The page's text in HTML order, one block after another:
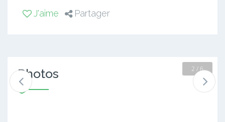
J'aime Partager
Photos 2 / 6